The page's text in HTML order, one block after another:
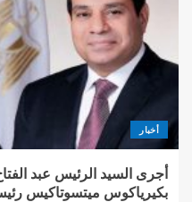
أخبار
أجرى السيد الرئيس عبد
بكيرياكوس ميتسوتاكيس